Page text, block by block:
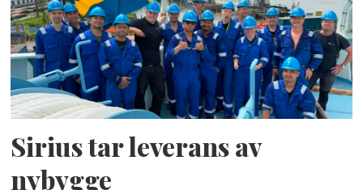
Sirius tar leverans av
nybygge